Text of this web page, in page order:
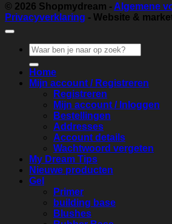
© 2026 Shopmydream - Algemene
Privacyverklaring - Website &
Zoeken
naar:
Home
Mijn account / Registreren
Registreren
Mijn account / Inloggen
Bestellingen
Addresses
Account details
Wachtwoord vergeten
My Dream Tips
Nieuwe producten
Gel
Primer
building base
Blushes